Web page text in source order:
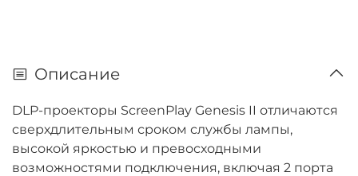
Описание
DLP-проекторы ScreenPlay Genesis II отличаются
сверхдлительным сроком службы лампы,
высокой яркостью и превосходными
возможностями подключения, включая 2 порта